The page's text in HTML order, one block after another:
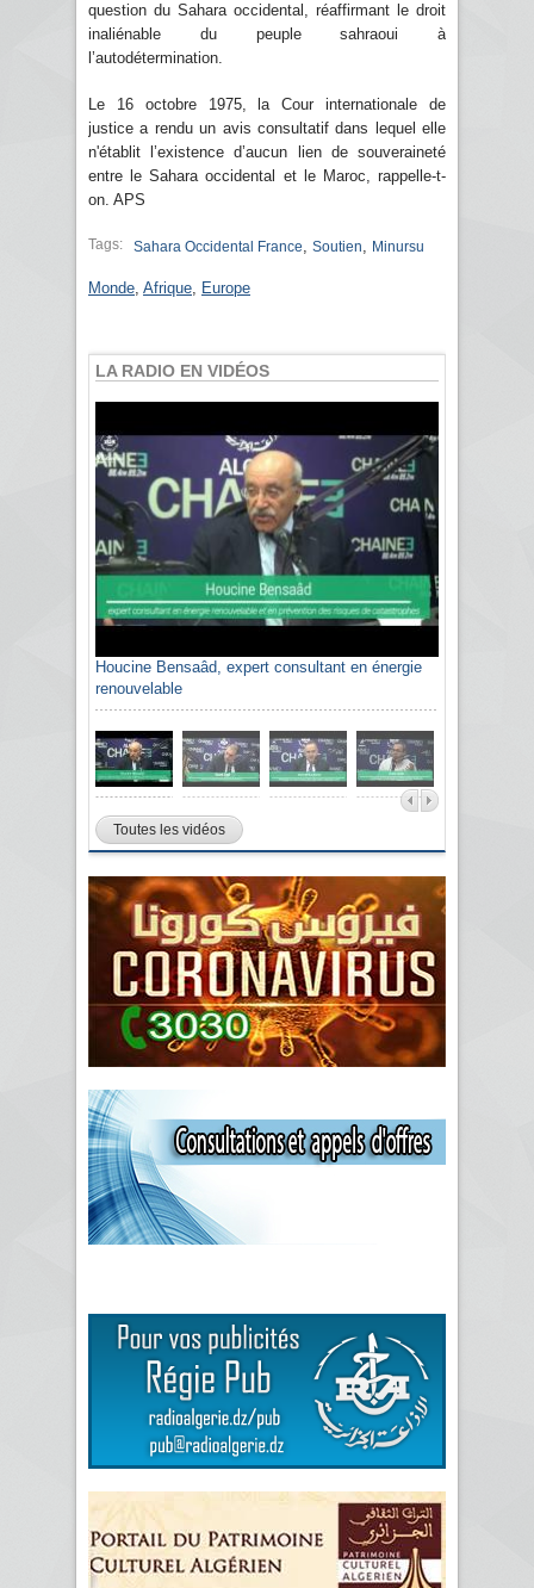
question du Sahara occidental, réaffirmant le droit
inaliénable du peuple sahraoui à
l’autodétermination.
Le 16 octobre 1975, la Cour internationale de
justice a rendu un avis consultatif dans lequel elle
n'établit l’existence d’aucun lien de souveraineté
entre le Sahara occidental et le Maroc, rappelle-t-
on. APS
Tags: Sahara Occidental France Soutien Minursu
Monde Afrique Europe
LA RADIO EN VIDÉOS
Houcine Bensaâd, expert consultant en énergie
renouvelable
Toutes les vidéos